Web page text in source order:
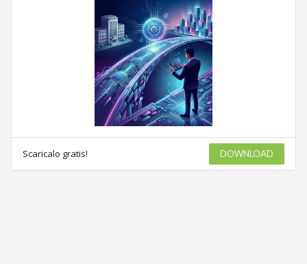
Scaricalo gratis! DOWNLOAD